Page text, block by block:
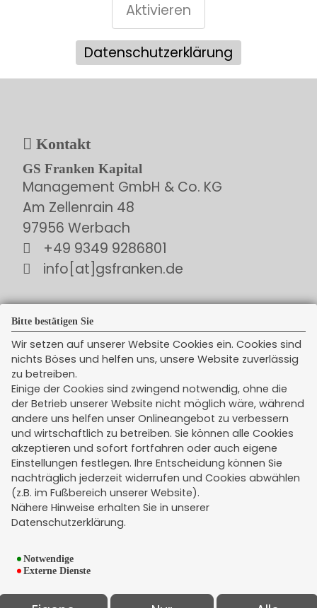
Bitte bestätigen Sie
Wir setzen auf unserer Website Cookies ein. Cookies sind
nichts Böses und helfen uns, unsere Website zuverlässig
zu betreiben.
Einige der Cookies sind zwingend notwendig, ohne die
der Betrieb unserer Website nicht möglich wäre, während
andere uns helfen unser Onlineangebot zu verbessern
und wirtschaftlich zu betreiben. Sie können alle Cookies
akzeptieren und sofort fortfahren oder auch eigene
Einstellungen festlegen. Ihre Entscheidung können Sie
nachträglich jederzeit widerrufen und Cookies abwählen
(z.B. im Fußbereich unserer Website).
Nähere Hinweise erhalten Sie in unserer
Datenschutzerklärung.
Notwendige
Externe Dienste
Aktivieren
Datenschutzerklärung
Kontakt
GS Franken Kapital
Management GmbH & Co. KG
Am Zellenrain 48
97956 Werbach
+49 9349 9286801
info[at]gsfranken.de
Newsticker
Rechtliches
Impressum
Erstinformation
Widerruf
Kündigung